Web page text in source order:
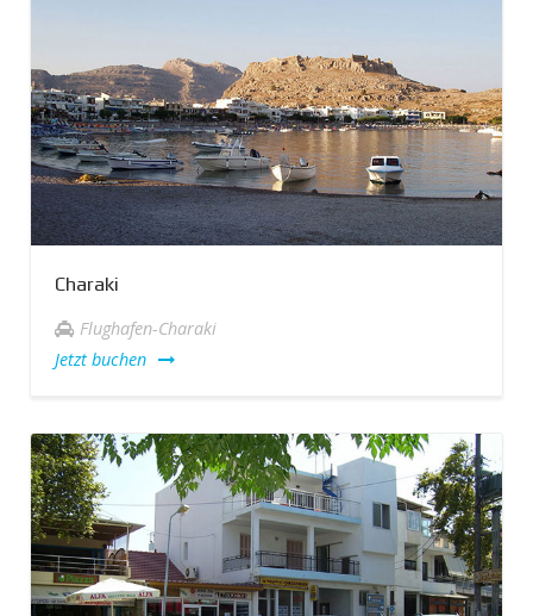
Charaki
Flughafen-Charaki
Jetzt buchen